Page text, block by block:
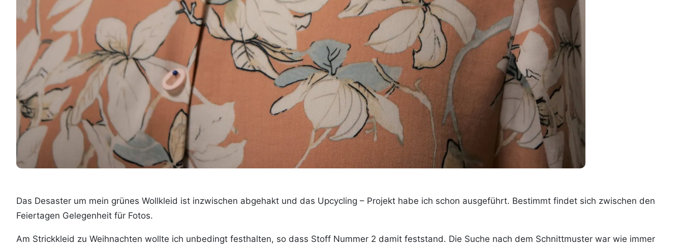
Das Desaster um mein grünes Wollkleid ist inzwischen abgehakt und das Upcycling – Projekt habe ich schon ausgeführt. Bestimmt findet sich zwischen den
Feiertagen Gelegenheit für Fotos.
Am Strickkleid zu Weihnachten wollte ich unbedingt festhalten, so dass Stoff Nummer 2 damit feststand. Die Suche nach dem Schnittmuster war wie immer